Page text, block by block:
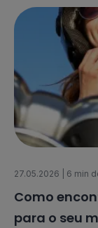
27.05.2026 | 6 min
Como
para o seu